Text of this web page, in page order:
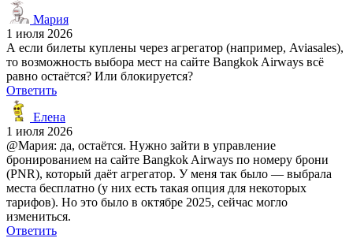
Мария
1 июля 2026
А если билеты куплены через агрегатор (например, Aviasales),
то возможность выбора мест на сайте Bangkok Airways всё
равно остаётся? Или блокируется?
Ответить
Елена
1 июля 2026
@Мария: да, остаётся. Нужно зайти в управление
бронированием на сайте Bangkok Airways по номеру брони
(PNR), который даёт агрегатор. У меня так было — выбрала
места бесплатно (у них есть такая опция для некоторых
тарифов). Но это было в октябре 2025, сейчас могло
измениться.
Ответить